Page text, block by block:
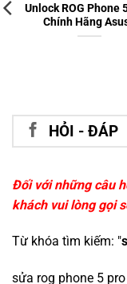
Unlock ROG Phone
Chính Hãng
HỎI - ĐÁP
Đối với những câu
khách vui lòng gọi
Từ khóa tìm kiếm: "
sửa rog phone 5